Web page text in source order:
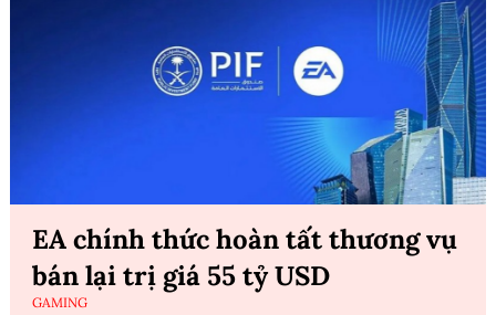
EA chính thức hoàn tất thương vụ
bán lại trị giá 55 tỷ USD
GAMING